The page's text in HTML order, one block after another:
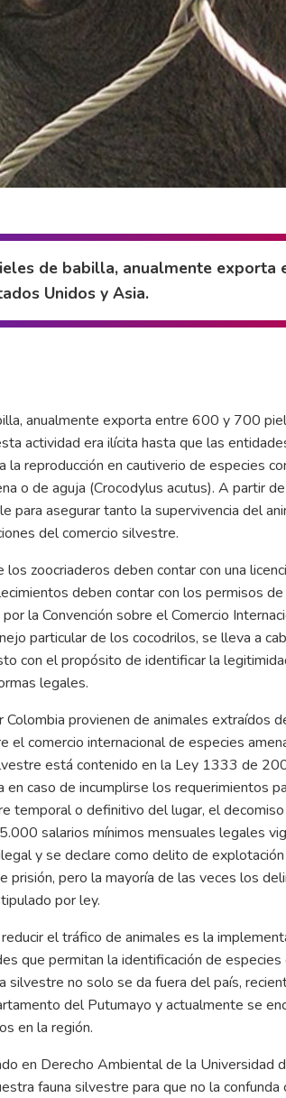
de babilla, anualmente exporta
Unidos y Asia.
anualmente exporta entre 600 y 700
actividad era ilícita hasta que las
la reproducción en cautiverio de especies
o de aguja (Crocodylus acutus). A partir
asegurar tanto la supervivencia del
del comercio silvestre.
zoocriaderos deben contar con una
deben contar con los permisos
la Convención sobre el Comercio
particular de los cocodrilos, se lleva a
con el propósito de identificar la
legales.
provienen de animales extraídos
comercio internacional de especies
está contenido en la Ley 1333 de
caso de incumplirse los requerimientos
temporal o definitivo del lugar, el
salarios mínimos mensuales legales
y se declare como delito de
pero la mayoría de las veces los
por ley.
el tráfico de animales es la
que permitan la identificación de
silvestre no solo se da fuera del país,
del Putumayo y actualmente se
en la región.
en Derecho Ambiental de la Universidad
fauna silvestre para que no la confunda